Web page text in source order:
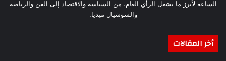
الساعة لأبرز ما يشغل الرأي العام، من السياسة والاقتصاد إلى الفن والرياضة
والسوشيال ميديا.
أخر المقالات